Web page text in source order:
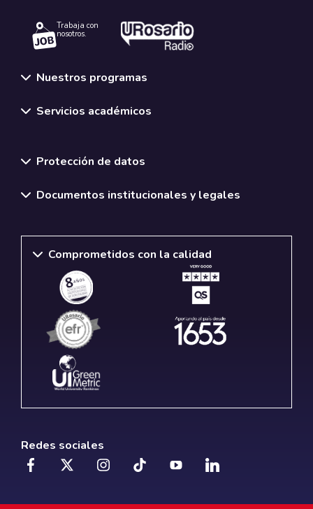
Trabaja con
nosotros.
Nuestros programas
Servicios académicos
Protección de datos
Documentos institucionales y legales
Comprometidos con la calidad
Redes sociales